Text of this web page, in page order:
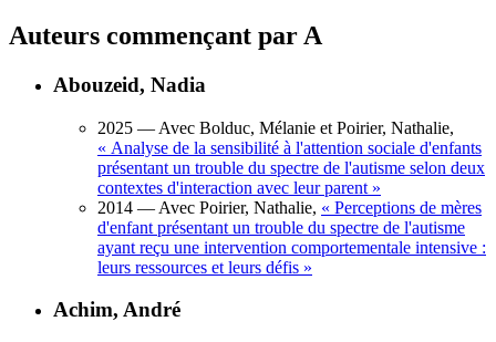
Auteurs commençant par A
Abouzeid, Nadia
2025 — Avec Bolduc, Mélanie et Poirier, Nathalie,
« Analyse de la sensibilité à l'attention sociale d'enfants
présentant un trouble du spectre de l'autisme selon deux
contextes d'interaction avec leur parent »
2014 — Avec Poirier, Nathalie, « Perceptions de mères
d'enfant présentant un trouble du spectre de l'autisme
ayant reçu une intervention comportementale intensive :
leurs ressources et leurs défis »
Achim, André